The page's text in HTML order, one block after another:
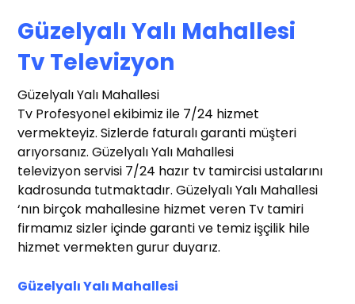
Güzelyalı Yalı Mahallesi
Tv Televizyon
Güzelyalı Yalı Mahallesi
Tv Profesyonel ekibimiz ile 7/24 hizmet
vermekteyiz. Sizlerde faturalı garanti müşteri
arıyorsanız. Güzelyalı Yalı Mahallesi
televizyon servisi 7/24 hazır tv tamircisi ustalarını
kadrosunda tutmaktadır. Güzelyalı Yalı Mahallesi
‘nın birçok mahallesine hizmet veren Tv tamiri
firmamız sizler içinde garanti ve temiz işçilik hile
hizmet vermekten gurur duyarız.
Güzelyalı Yalı Mahallesi